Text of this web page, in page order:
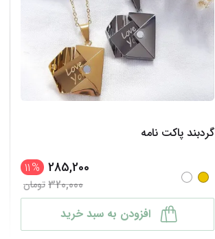
گردبند پاکت نامه
285,200
%
11
320,000تومان
افزودن به سبد خرید